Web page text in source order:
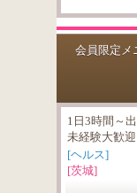
会員限定メ
1日3時間～
未経験大歓迎
[ヘルス]
[茨城]